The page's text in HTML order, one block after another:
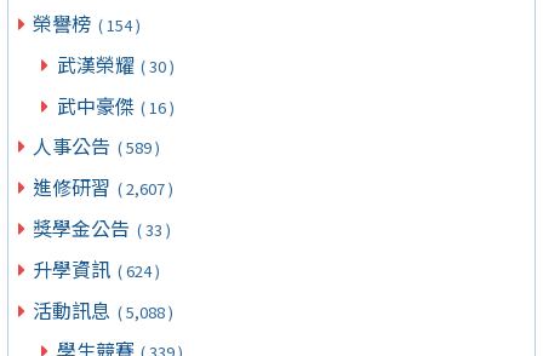
榮譽榜 ( 154 )
武漢榮耀 ( 30 )
武中豪傑 ( 16 )
人事公告 ( 589 )
進修研習 ( 2,607 )
獎學金公告 ( 33 )
升學資訊 ( 624 )
活動訊息 ( 5,088 )